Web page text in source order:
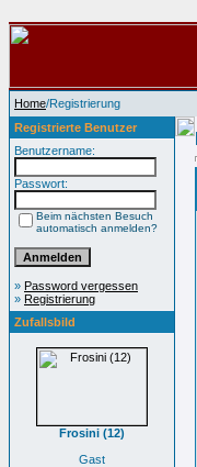
Home/Registrierung
Registrierte Benutzer
Benutzername:
Passwort:
Beim nächsten Besuch
automatisch anmelden?
» Password vergessen
» Registrierung
Zufallsbild
Frosini (12)
Gast